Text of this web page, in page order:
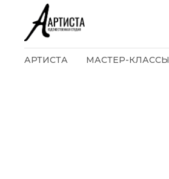
АРТИСТА МАСТЕР-КЛАССЫ